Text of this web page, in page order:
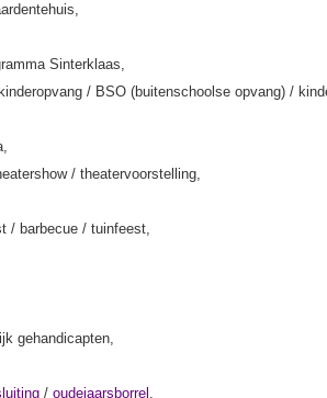
Sinterklaas,
/ BSO (buitenschoolse opvang) /
/ theatervoorstelling,
/ barbecue / tuinfeest,
gehandicapten,
/ oudejaarsborrel ,